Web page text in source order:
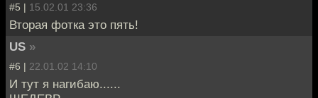
#5 | 15.02.01 23:36
Вторая фотка это пять!
US »
#6 | 22.01.02 14:10
И тут я нагибаю......